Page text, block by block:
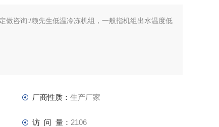
做咨询:/赖先生低温冷冻机组，一般指机组出水温度低
厂商性质： 生产厂家
访 问 量： 2106